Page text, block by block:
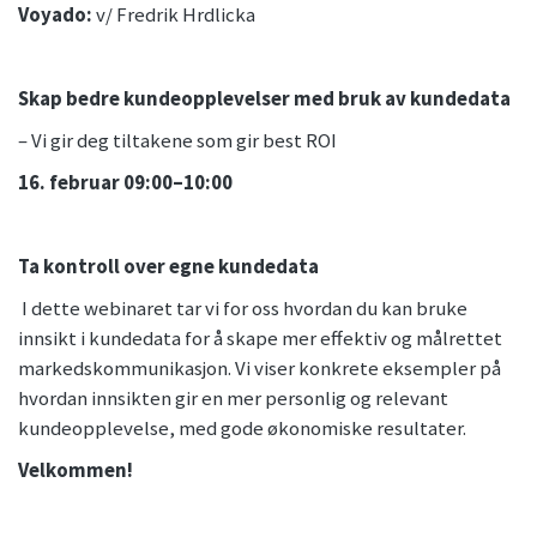
Voyado:v/ Fredrik Hrdlicka
Skap bedre kundeopplevelser med bruk av kundedata
– Vi gir deg tiltakene som gir best ROI
16. februar 09:00–10:00
Ta kontroll over egne kundedata
I dette webinaret tar vi for oss hvordan du kan bruke
innsikt i kundedata for å skape mer effektiv og målrettet
markedskommunikasjon. Vi viser konkrete eksempler på
hvordan innsikten gir en mer personlig og relevant
kundeopplevelse, med gode økonomiske resultater.
Velkommen!